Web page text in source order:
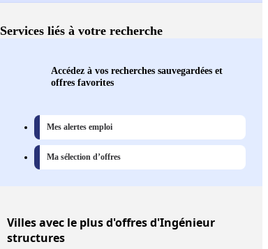
Services liés à votre recherche
Accédez à vos recherches sauvegardées et
offres favorites
Mes alertes emploi
Ma sélection d’offres
Villesavec le plus d'offres d'Ingénieur
structures